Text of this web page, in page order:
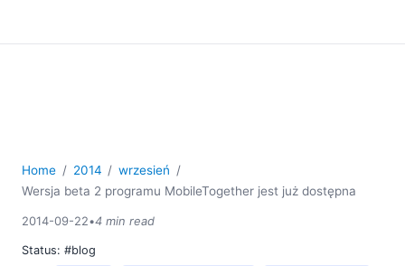
Home 2014
wrzesień
Wersja beta 2 programu MobileTogether jest już dostępna
2014-09-22•4 min read
Status: #blog